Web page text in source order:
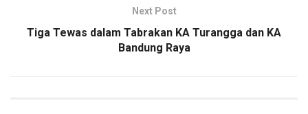
Next Post
Tiga Tewas dalam Tabrakan KA Turangga dan KA
Bandung Raya